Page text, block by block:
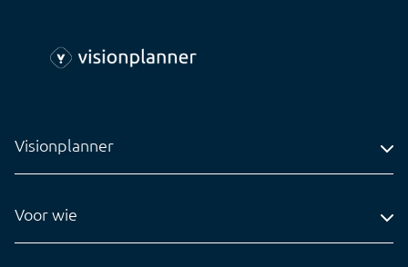
Visionplanner
Contact
Voor wie
Accountantskantoren